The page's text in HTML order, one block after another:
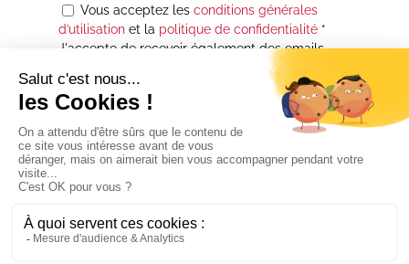
Vous acceptez les conditions générales
d’utilisationet la politique de confidentialité*
J'accepte de recevoir également des emails
Je souhaite être informé(e) de toutes les
actualités immobilières des agences de la
Maison Atrium Gestion. À tout moment, vous
pourrez utiliser le lien de désabonnement
intégré aux courriers électroniques qui vous
seront envoyés.
* Champs obligatoires